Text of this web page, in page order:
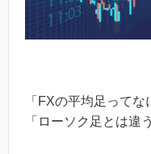
「FXの平均足ってな
「ローソク足とは違